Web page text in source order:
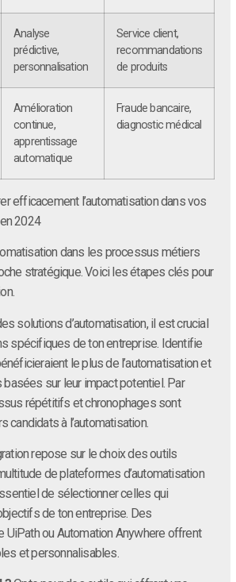
Analyse
prédictive,
personnalisation
Service client,
recommandations
de produits
Amélioration
continue,
apprentissage
automatique
Fraude bancaire,
diagnostic médical
efficacement l’automatisation dans vos
2024
dans les processus métiers
stratégique. Voici les étapes clés pour
solutions d’automatisation, il est crucial
spécifiques de ton entreprise. Identifie
le plus de l’automatisation et
sur leur impact potentiel. Par
répétitifs et chronophages sont
candidats à l’automatisation.
repose sur le choix des outils
de plateformes d’automatisation
de sélectionner celles qui
de ton entreprise. Des
ou Automation Anywhere offrent
et personnalisables.